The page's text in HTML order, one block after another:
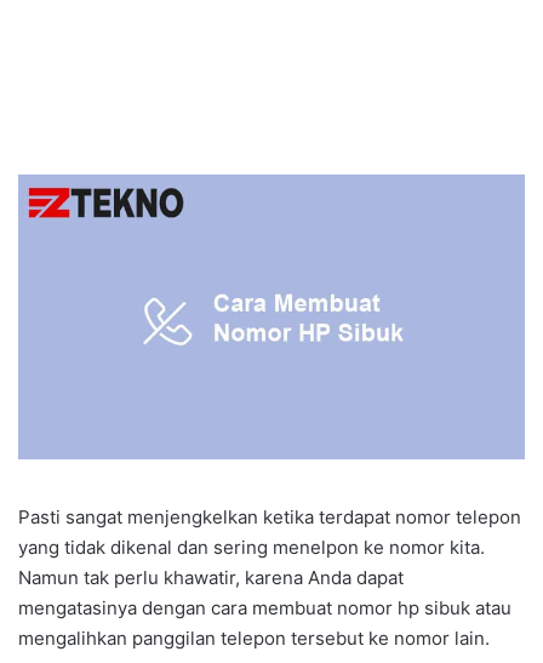
Pasti sangat menjengkelkan ketika terdapat nomor telepon
yang tidak dikenal dan sering menelpon ke nomor kita.
Namun tak perlu khawatir, karena Anda dapat
mengatasinya dengan cara membuat nomor hp sibuk atau
mengalihkan panggilan telepon tersebut ke nomor lain.